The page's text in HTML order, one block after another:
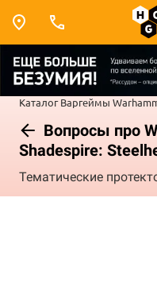
Каталог Варгеймы
Вопросы про
Shadespire:
Тематические